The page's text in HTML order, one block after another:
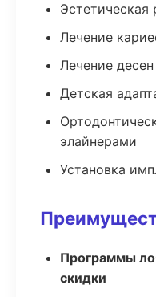
Эстетическая
Лечение
Лечение
Детская
элайнерами
Установка
Программы
скидки